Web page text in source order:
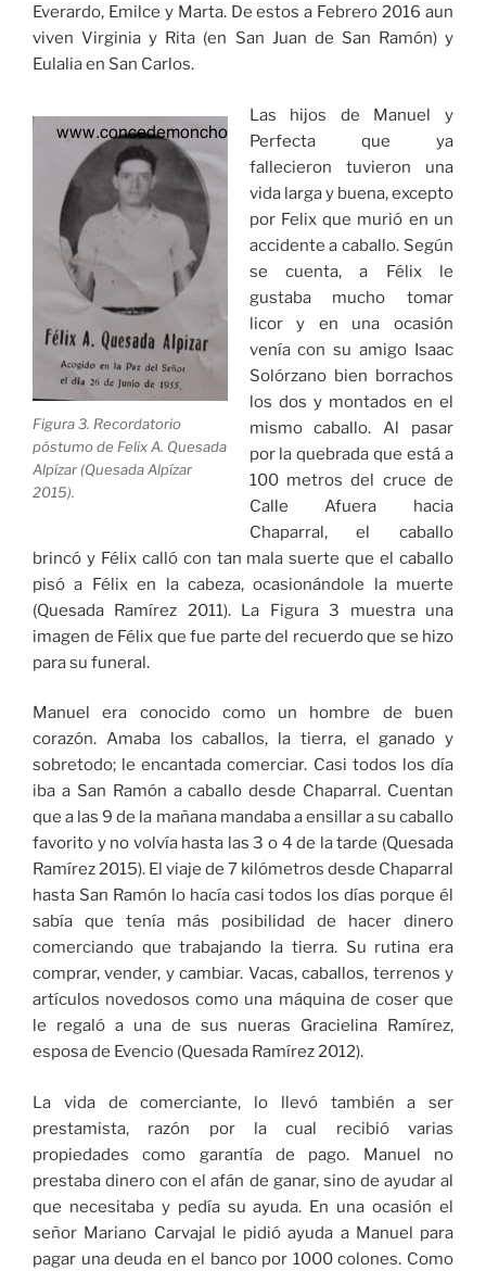
Everardo, Emilce y Marta. De estos a Febrero 2016 aun
viven Virginia y Rita (en San Juan de San Ramón) y
Eulalia en San Carlos.
Figura 3. Recordatorio
póstumo de Felix A. Quesada
Alpízar (Quesada Alpízar
2015).
Las hijos de Manuel y
Perfecta que ya
fallecieron tuvieron una
vida larga y buena, excepto
por Felix que murió en un
accidente a caballo. Según
se cuenta, a Félix le
gustaba mucho tomar
licor y en una ocasión
venía con su amigo Isaac
Solórzano bien borrachos
los dos y montados en el
mismo caballo. Al pasar
por la quebrada que está a
100 metros del cruce de
Calle Afuera hacia
Chaparral, el caballo
brincó y Félix calló con tan mala suerte que el caballo
pisó a Félix en la cabeza, ocasionándole la muerte
(Quesada Ramírez 2011). La Figura 3 muestra una
imagen de Félix que fue parte del recuerdo que se hizo
para su funeral.
Manuel era conocido como un hombre de buen
corazón. Amaba los caballos, la tierra, el ganado y
sobretodo; le encantada comerciar. Casi todos los día
iba a San Ramón a caballo desde Chaparral. Cuentan
que a las 9 de la mañana mandaba a ensillar a su caballo
favorito y no volvía hasta las 3 o 4 de la tarde (Quesada
Ramírez 2015). El viaje de 7 kilómetros desde Chaparral
hasta San Ramón lo hacía casi todos los días porque él
sabía que tenía más posibilidad de hacer dinero
comerciando que trabajando la tierra. Su rutina era
comprar, vender, y cambiar. Vacas, caballos, terrenos y
artículos novedosos como una máquina de coser que
le regaló a una de sus nueras Gracielina Ramírez,
esposa de Evencio (Quesada Ramírez 2012).
La vida de comerciante, lo llevó también a ser
prestamista, razón por la cual recibió varias
propiedades como garantía de pago. Manuel no
prestaba dinero con el afán de ganar, sino de ayudar al
que necesitaba y pedía su ayuda. En una ocasión el
señor Mariano Carvajal le pidió ayuda a Manuel para
pagar una deuda en el banco por 1000 colones. Como